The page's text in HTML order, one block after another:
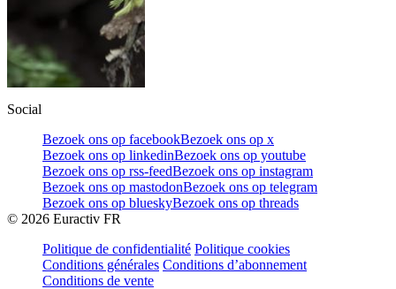
Social
Bezoek ons op facebookBezoek ons op x
Bezoek ons op linkedinBezoek ons op youtube
Bezoek ons op rss-feedBezoek ons op instagram
Bezoek ons op mastodonBezoek ons op telegram
Bezoek ons op blueskyBezoek ons op threads
© 2026 Euractiv FR
Politique de confidentialité Politique cookies
Conditions générales Conditions d’abonnement
Conditions de vente